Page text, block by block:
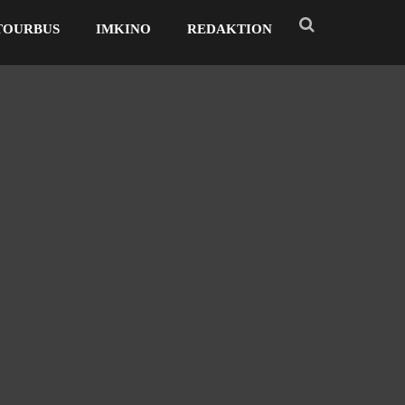
IMKINO REDAKTION